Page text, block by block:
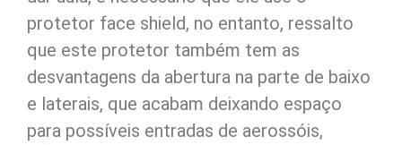
protetor face shield, no entanto, ressalto
que este protetor também tem as
desvantagens da abertura na parte de baixo
e laterais, que acabam deixando espaço
para possíveis entradas de aerossóis,